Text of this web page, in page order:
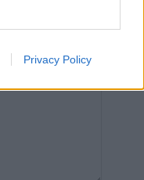
Privacy Policy